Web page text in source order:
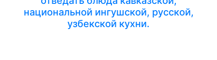
национальной ингушской, русской,
узбекской кухни.